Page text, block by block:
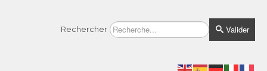
Rechercher Valider